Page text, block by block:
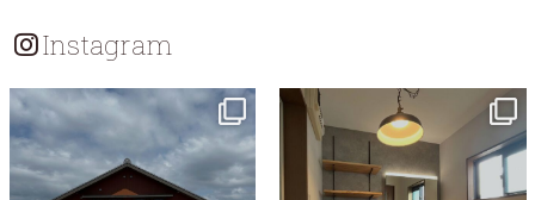
Instagram
tomohouseinc
tomohouseinc
7月 13